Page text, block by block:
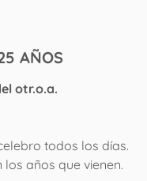
AÑOS
otr.o.a.
todos los días.
años que vienen.